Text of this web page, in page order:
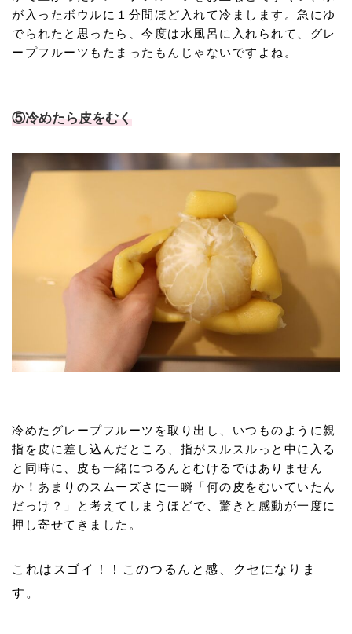
が入ったボウルに１分間ほど入れて冷まします。急にゆ
でられたと思ったら、今度は水風呂に入れられて、グレ
ープフルーツもたまったもんじゃないですよね。
⑤冷めたら皮をむく
冷めたグレープフルーツを取り出し、いつものように親
指を皮に差し込んだところ、指がスルスルっと中に入る
と同時に、皮も一緒につるんとむけるではありません
か！あまりのスムーズさに一瞬「何の皮をむいていたん
だっけ？」と考えてしまうほどで、驚きと感動が一度に
押し寄せてきました。
これはスゴイ！！このつるんと感、クセになりま
す。